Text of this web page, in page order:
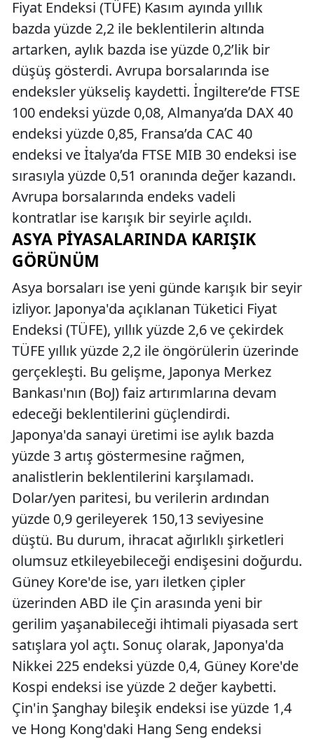
Fiyat Endeksi (TÜFE) Kasım ayında yıllık
bazda yüzde 2,2 ile beklentilerin altında
artarken, aylık bazda ise yüzde 0,2’lik bir
düşüş gösterdi. Avrupa borsalarında ise
endeksler yükseliş kaydetti. İngiltere’de FTSE
100 endeksi yüzde 0,08, Almanya’da DAX 40
endeksi yüzde 0,85, Fransa’da CAC 40
endeksi ve İtalya’da FTSE MIB 30 endeksi ise
sırasıyla yüzde 0,51 oranında değer kazandı.
Avrupa borsalarında endeks vadeli
kontratlar ise karışık bir seyirle açıldı.
ASYA PIYASALARINDA KARIŞIK
GÖRÜNÜM
Asya borsaları ise yeni günde karışık bir seyir
izliyor. Japonya'da açıklanan Tüketici Fiyat
Endeksi (TÜFE), yıllık yüzde 2,6 ve çekirdek
TÜFE yıllık yüzde 2,2 ile öngörülerin üzerinde
gerçekleşti. Bu gelişme, Japonya Merkez
Bankası'nın (BoJ) faiz artırımlarına devam
edeceği beklentilerini güçlendirdi.
Japonya'da sanayi üretimi ise aylık bazda
yüzde 3 artış göstermesine rağmen,
analistlerin beklentilerini karşılamadı.
Dolar/yen paritesi, bu verilerin ardından
yüzde 0,9 gerileyerek 150,13 seviyesine
düştü. Bu durum, ihracat ağırlıklı şirketleri
olumsuz etkileyebileceği endişesini doğurdu.
Güney Kore'de ise, yarı iletken çipler
üzerinden ABD ile Çin arasında yeni bir
gerilim yaşanabileceği ihtimali piyasada sert
satışlara yol açtı. Sonuç olarak, Japonya'da
Nikkei 225 endeksi yüzde 0,4, Güney Kore'de
Kospi endeksi ise yüzde 2 değer kaybetti.
Çin'in Şanghay bileşik endeksi ise yüzde 1,4
ve Hong Kong'daki Hang Seng endeksi